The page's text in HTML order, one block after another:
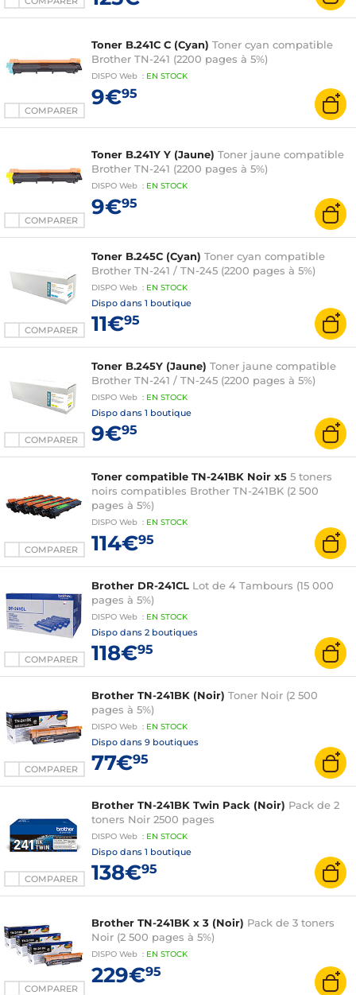
COMPARER
Toner B.241C C (Cyan) Toner cyan compatible
Brother TN-241 (2200 pages à 5%)
DISPO Web : EN STOCK
9€95
COMPARER
Toner B.241Y Y (Jaune) Toner jaune compatible
Brother TN-241 (2200 pages à 5%)
DISPO Web : EN STOCK
9€95
COMPARER
Toner B.245C (Cyan) Toner cyan compatible
Brother TN-241 / TN-245 (2200 pages à 5%)
DISPO Web : EN STOCK
Dispo dans 1 boutique
11€95
COMPARER
Toner B.245Y (Jaune) Toner jaune compatible
Brother TN-241 / TN-245 (2200 pages à 5%)
DISPO Web : EN STOCK
Dispo dans 1 boutique
9€95
COMPARER
Toner compatible TN-241BK Noir x5 5 toners
noirs compatibles Brother TN-241BK (2 500
pages à 5%)
DISPO Web : EN STOCK
114€95
COMPARER
Brother DR-241CL Lot de 4 Tambours (15 000
pages à 5%)
DISPO Web : EN STOCK
Dispo dans 2 boutiques
118€95
COMPARER
Brother TN-241BK (Noir) Toner Noir (2 500
pages à 5%)
DISPO Web : EN STOCK
Dispo dans 9 boutiques
77€95
COMPARER
Brother TN-241BK Twin Pack (Noir) Pack de 2
toners Noir 2500 pages
DISPO Web : EN STOCK
Dispo dans 1 boutique
138€95
COMPARER
Brother TN-241BK x 3 (Noir) Pack de 3 toners
Noir (2 500 pages à 5%)
DISPO Web : EN STOCK
229€95